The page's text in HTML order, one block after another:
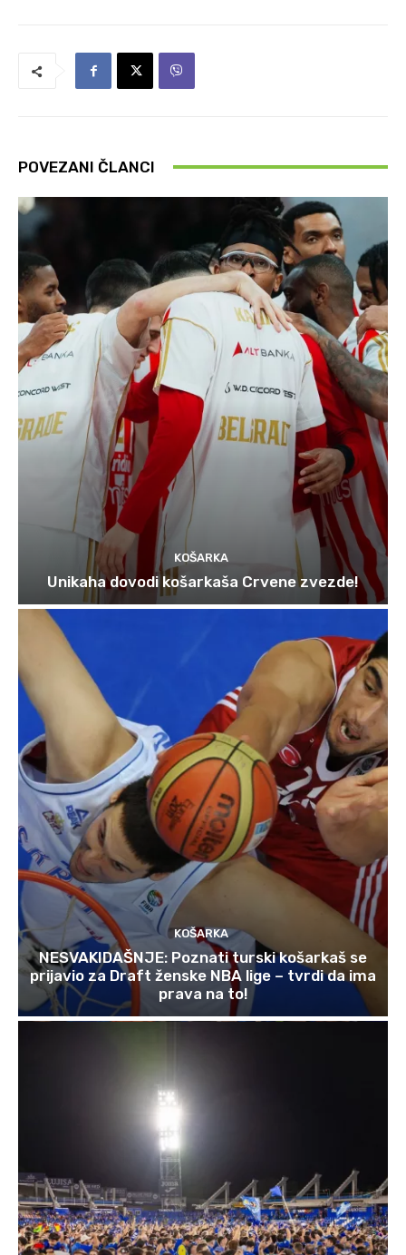
POVEZANI ČLANCI
KOŠARKA
Unikaha dovodi košarkaša Crvene zvezde!
KOŠARKA
NESVAKIDAŠNJE: Poznati turski košarkaš se
prijavio za Draft ženske NBA lige – tvrdi da ima
prava na to!